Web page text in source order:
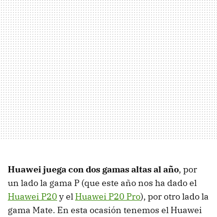
Huawei juega con dos gamas altas al año, por
un lado la gama P (que este año nos ha dado el
Huawei P20 y el Huawei P20 Pro), por otro lado la
gama Mate. En esta ocasión tenemos el Huawei